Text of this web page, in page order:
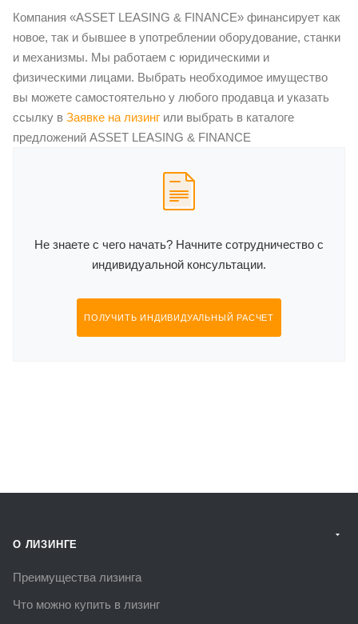
Компания «ASSET LEASING & FINANCE» финансирует как
новое, так и бывшее в употреблении оборудование, станки
и механизмы. Мы работаем с юридическими и
физическими лицами. Выбрать необходимое имущество
вы можете самостоятельно у любого продавца и указать
ссылку в Заявке на лизинг или выбрать в каталоге
предложений ASSET LEASING & FINANCE
Не знаете с чего начать? Начните сотрудничество с
индивидуальной консультации.
ПОЛУЧИТЬ ИНДИВИДУАЛЬНЫЙ РАСЧЕТ
О ЛИЗИНГЕ
Преимущества лизинга
Что можно купить в лизинг